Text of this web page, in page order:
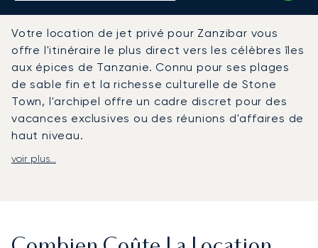
Votre location de jet privé pour Zanzibar vous
offre l'itinéraire le plus direct vers les célèbres îles
aux épices de Tanzanie. Connu pour ses plages
de sable fin et la richesse culturelle de Stone
Town, l'archipel offre un cadre discret pour des
vacances exclusives ou des réunions d'affaires de
haut niveau.
Nous organisons chaque détail de votre vol en
voir plus...